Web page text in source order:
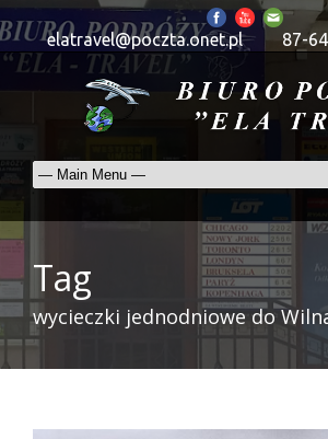
elatravel@poczta.onet.pl 87-
Tag
wycieczki jednodniowe do